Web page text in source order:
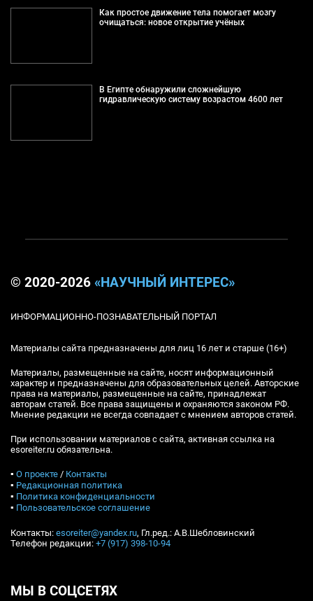
Как простое движение тела помогает мозгу
очищаться: новое открытие учёных
В Египте обнаружили сложнейшую
гидравлическую систему возрастом 4600 лет
© 2020-2026 «НАУЧНЫЙ ИНТЕРЕС»
ИНФОРМАЦИОННО-ПОЗНАВАТЕЛЬНЫЙ ПОРТАЛ
Материалы сайта предназначены для лиц 16 лет и старше (16+)
Материалы, размещенные на сайте, носят информационный
характер и предназначены для образовательных целей. Авторские
права на материалы, размещенные на сайте, принадлежат
авторам статей. Все права защищены и охраняются законом РФ.
Мнение редакции не всегда совпадает с мнением авторов статей.
При использовании материалов с сайта, активная ссылка на
esoreiter.ru обязательна.
▪ О проекте / Контакты
▪ Редакционная политика
▪ Политика конфиденциальности
▪ Пользовательское соглашение
Контакты: esoreiter@yandex.ru, Гл.ред.: А.В.Шебловинский
Телефон редакции: +7 (917) 398-10-94
МЫ В СОЦСЕТЯХ